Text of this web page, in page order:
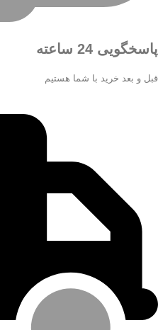
پاسخگویی 24 ساعته
قبل و بعد خرید با شما هستیم